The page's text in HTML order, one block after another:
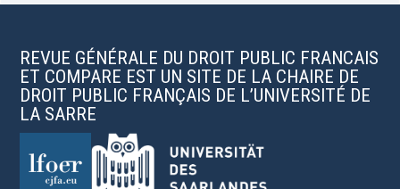
REVUE GÉNÉRALE DU DROIT PUBLIC FRANCAIS
ET COMPARE EST UN SITE DE LA CHAIRE DE
DROIT PUBLIC FRANÇAIS DE L’UNIVERSITÉ DE
LA SARRE